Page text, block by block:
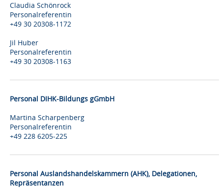
Claudia Schönrock
Personalreferentin
+49 30 20308-1172
Jil Huber
Personalreferentin
+49 30 20308-1163
Personal DIHK-Bildungs gGmbH
Martina Scharpenberg
Personalreferentin
+49 228 6205-225
Personal Auslandshandelskammern (AHK), Delegationen,
Repräsentanzen